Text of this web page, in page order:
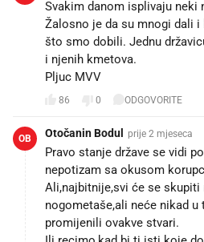
Svakim danom isplivaju neki
Žalosno je da su mnogi dali
što smo dobili. Jednu
i njenih kmetova.
Pljuc MVV
86 0 ODGOVORITE
OB Otočanin Bodul prije 2 mjeseca
Pravo stanje države se vidi
nepotizam sa okusom
Ali,najbitnije,svi će se skupiti
nogometaše,ali neće nikad
promijenili ovakve stvari.